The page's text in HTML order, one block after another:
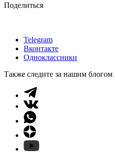
Поделиться
Telegram
Вконтакте
Одноклассники
Также следите за нашим блогом